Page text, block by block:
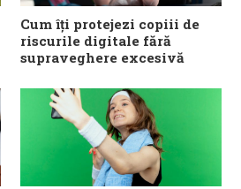
Cum îți protejezi copiii de
riscurile digitale fără
supraveghere excesivă